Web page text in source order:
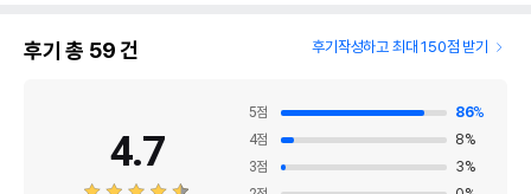
후기 총 59건 후기작성하고 최대 150점 받기
4.7
5점 86%
4점 8%
3점 3%